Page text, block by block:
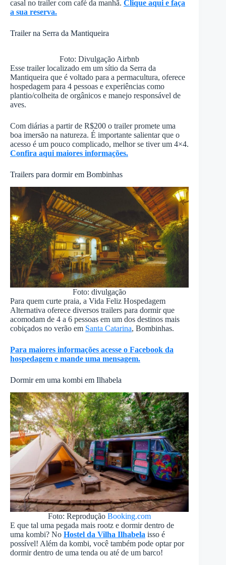
casal no trailer com café da manhã. Clique aqui e faça
a sua reserva.
Trailer na Serra da Mantiqueira
Foto: Divulgação Airbnb
Esse trailer localizado em um sítio da Serra da
Mantiqueira que é voltado para a permacultura, oferece
hospedagem para 4 pessoas e experiências como
plantio/colheita de orgânicos e manejo responsável de
aves.
Com diárias a partir de R$200 o trailer promete uma
boa imersão na natureza. É importante salientar que o
acesso é um pouco complicado, melhor se tiver um 4×4.
Confira aqui maiores informações.
Trailers para dormir em Bombinhas
Foto: divulgação
Para quem curte praia, a Vida Feliz Hospedagem
Alternativa oferece diversos trailers para dormir que
acomodam de 4 a 6 pessoas em um dos destinos mais
cobiçados no verão em Santa Catarina, Bombinhas.
Para maiores informações acesse o Facebook da
hospedagem e mande uma mensagem.
Dormir em uma kombi em Ilhabela
Foto: ReproduçãoBooking.com
E que tal uma pegada mais rootz e dormir dentro de
uma kombi? No Hostel da Vilha Ilhabela isso é
possível! Além da kombi, você também pode optar por
dormir dentro de uma tenda ou até de um barco!